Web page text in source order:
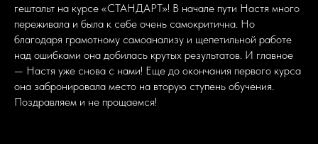
гештальт на курсе «СТАНДАРТ»! В начале пути Настя много
переживала и была к себе очень самокритична. Но
благодаря грамотному самоанализу и щепетильной работе
над ошибками она добилась крутых результатов. И главное
— Настя уже снова с нами! Еще до окончания первого курса
она забронировала место на вторую ступень обучения.
Поздравляем и не прощаемся!